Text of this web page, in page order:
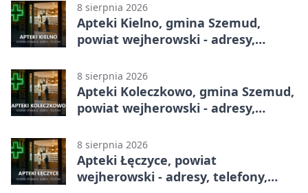
8 sierpnia 2026
Apteki Kielno, gmina Szemud,
powiat wejherowski - adresy,
8 sierpnia 2026
Apteki Koleczkowo, gmina Szemud,
powiat wejherowski - adresy,
8 sierpnia 2026
Apteki Łęczyce, powiat
wejherowski - adresy, telefony,